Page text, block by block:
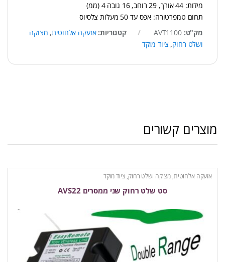
מידות: 44 אורך, 29 רוחב, 16 גובה 4 (ממ)
תחום טמפרטורה: אפס עד 50 מעלות צלסיוס
מק"ט:AVT1100 קטגוריות:אזעקה אלחוטית, מצוקה
ושלט רחוק, ציוד מוקד
מוצרים קשורים
אזעקה אלחוטית, מצוקה ושלט רחוק, ציוד מוקד
סט שלט רחוק שני ממסרים AVS22